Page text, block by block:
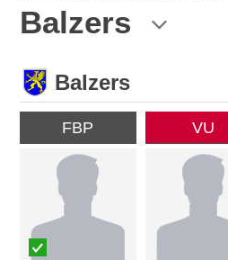
Balzers
Balzers
FBP VU